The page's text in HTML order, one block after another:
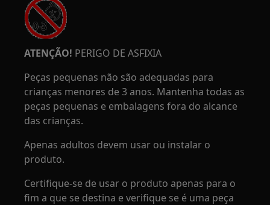
ATENÇÃO! PERIGO DE ASFIXIA
Peças pequenas não são adequadas para
crianças menores de 3 anos. Mantenha todas as
peças pequenas e embalagens fora do alcance
das crianças.
Apenas adultos devem usar ou instalar o
produto.
Certifique-se de usar o produto apenas para o
fim a que se destina e verifique se é uma peça